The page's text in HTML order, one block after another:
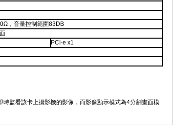
，音量控制範圍83DB
PCI-e x1
監看該卡上攝影機的影像，而影像顯示模式為4分割畫面模